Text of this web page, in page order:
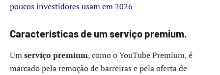
poucos investidores usam em 2026
Características de um serviço premium.
Umserviço premium, como o YouTube Premium, é
marcado pela remoção de barreiras e pela oferta de